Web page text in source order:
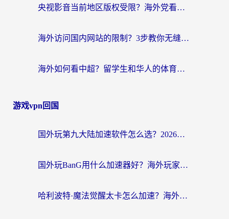
央视影音当前地区版权受限？海外党看国内剧、追电视台的终极解决方案
海外访问国内网站的限制？3步教你无缝解锁国内资源（附实测最优工具）
海外如何看中超？留学生和华人的体育赛事观看终极指南（附欧洲杯奥运会观看技巧）
游戏vpn回国
国外玩第九大陆加速软件怎么选？2026终极指南帮你告别延迟卡顿
国外玩BanG用什么加速器好？海外玩家亲测的国服游戏加速终极方案
哈利波特·魔法觉醒太卡怎么加速？海外党亲测有效的国服游戏加速指南